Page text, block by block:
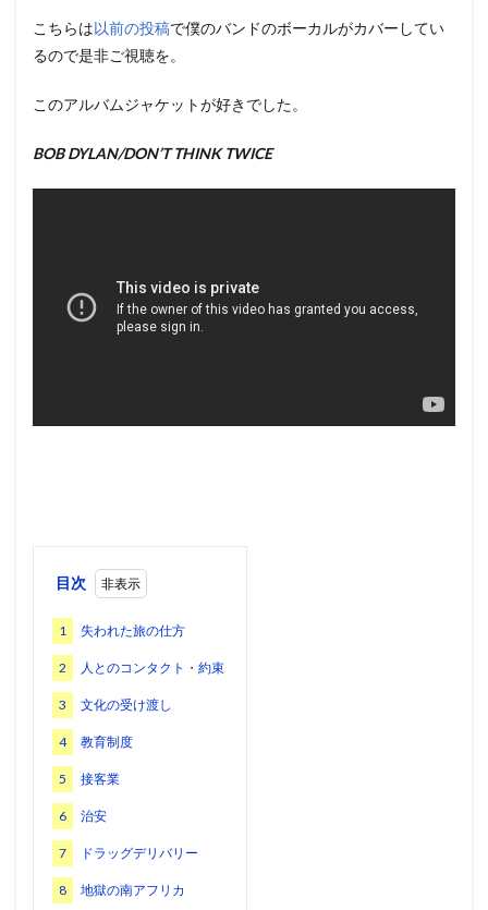
こちらは以前の投稿で僕のバンドのボーカルがカバーしてい
るので是非ご視聴を。
このアルバムジャケットが好きでした。
BOB DYLAN/DON’T THINK TWICE
目次
1 失われた旅の仕方
2 人とのコンタクト・約束
3 文化の受け渡し
4 教育制度
5 接客業
6 治安
7 ドラッグデリバリー
8 地獄の南アフリカ